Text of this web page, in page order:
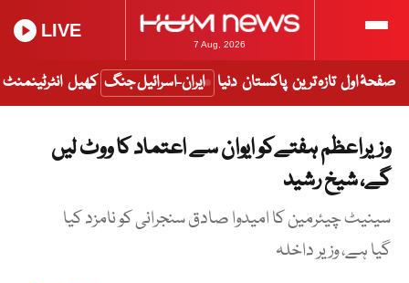
7 Aug, 2026
LIVE
صفحۂ اول تازہ ترین پاکستان دنیا ایران-اسرائیل جنگ کھیل انٹرٹینمنٹ
وزیراعظم ہفتےکو ایوان سے اعتماد کا ووٹ لیں
گے، شیخ رشید
سینیٹ چیئرمین کا امیدوا صادق سنجرانی کو نامزد کیا
گیا ہے، وزیر داخلہ